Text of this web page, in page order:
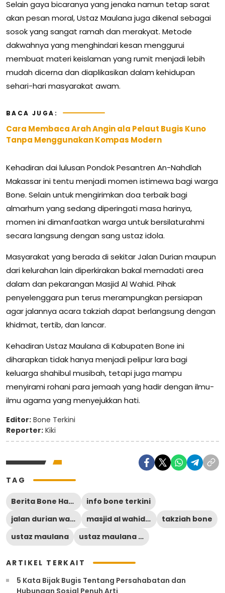
Selain gaya bicaranya yang jenaka namun tetap sarat
akan pesan moral, Ustaz Maulana juga dikenal sebagai
sosok yang sangat ramah dan merakyat. Metode
dakwahnya yang menghindari kesan menggurui
membuat materi keislaman yang rumit menjadi lebih
mudah dicerna dan diaplikasikan dalam kehidupan
sehari-hari masyarakat awam.
BACA JUGA:
Cara Membaca Arah Angin ala Pelaut Bugis Kuno
Tanpa Menggunakan Kompas Modern
Kehadiran dai lulusan Pondok Pesantren An-Nahdlah
Makassar ini tentu menjadi momen istimewa bagi warga
Bone. Selain untuk mengirimkan doa terbaik bagi
almarhum yang sedang diperingati masa harinya,
momen ini dimanfaatkan warga untuk bersilaturahmi
secara langsung dengan sang ustaz idola.
Masyarakat yang berada di sekitar Jalan Durian maupun
dari kelurahan lain diperkirakan bakal memadati area
dalam dan pekarangan Masjid Al Wahid. Pihak
penyelenggara pun terus merampungkan persiapan
agar jalannya acara takziah dapat berlangsung dengan
khidmat, tertib, dan lancar.
Kehadiran Ustaz Maulana di Kabupaten Bone ini
diharapkan tidak hanya menjadi pelipur lara bagi
keluarga shahibul musibah, tetapi juga mampu
menyirami rohani para jemaah yang hadir dengan ilmu-
ilmu agama yang menyejukkan hati.
Editor: Bone Terkini
Reporter: Kiki
TAG
Berita Bone Hari Ini
info bone terkini
jalan durian watampone
masjid al wahid bone
takziah bone
ustaz maulana
ustaz maulana di bone
ARTIKEL TERKAIT
5 Kata Bijak Bugis Tentang Persahabatan dan
Hubungan Sosial Penuh Arti